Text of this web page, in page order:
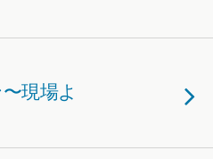
現場よ